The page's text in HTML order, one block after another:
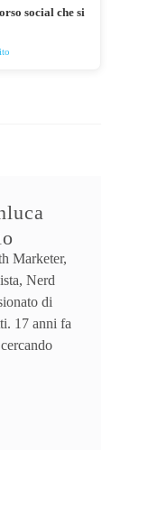
social che si
Marketer,
Nerd
di
17 anni fa